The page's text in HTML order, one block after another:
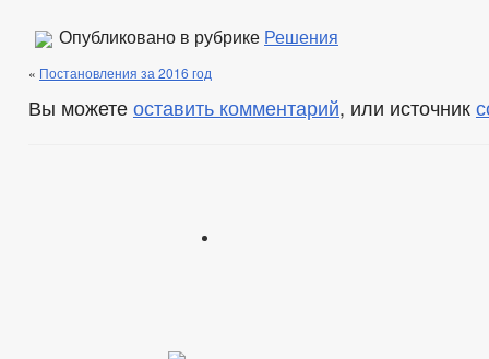
Опубликовано в рубрике Решения
« Постановления за 2016 год
Вы можете оставить комментарий, или источник